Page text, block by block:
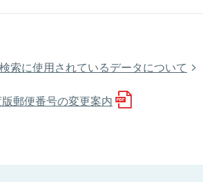
索に使用されているデータについて
郵便番号の変更案内